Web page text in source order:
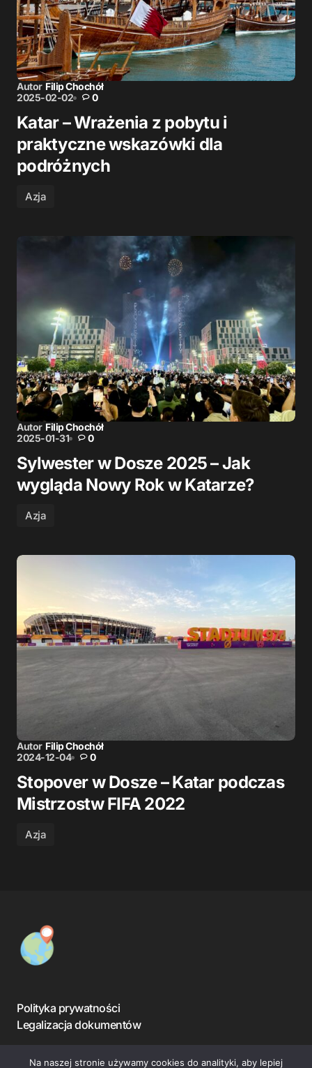
Autor Filip Chochół
2025-02-02
0
Katar – Wrażenia z pobytu i
praktyczne wskazówki dla
podróżnych
Azja
Autor Filip Chochół
2025-01-31
0
Sylwester w Dosze 2025 – Jak
wygląda Nowy Rok w Katarze?
Azja
Autor Filip Chochół
2024-12-04
0
Stopover w Dosze – Katar podczas
Mistrzostw FIFA 2022
Azja
Polityka prywatności
Legalizacja dokumentów
Na naszej stronie używamy cookies do analityki, aby lepiej